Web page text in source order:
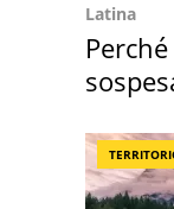
Latina